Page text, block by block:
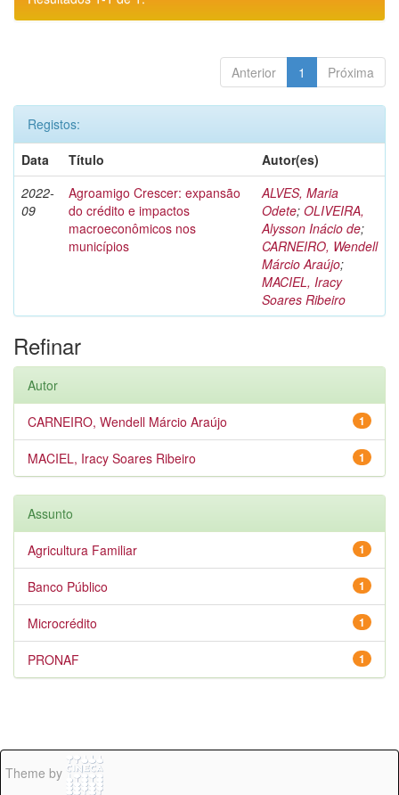
Anterior 1 Próxima
Registos:
Data
Título
Autor(es)
2022-
09
Agroamigo Crescer: expansão
do crédito e impactos
macroeconômicos nos
municípios
ALVES, Maria
Odete; OLIVEIRA,
Alysson Inácio de;
CARNEIRO, Wendell
Márcio Araújo;
MACIEL, Iracy
Soares Ribeiro
Refinar
Autor
1
CARNEIRO, Wendell Márcio Araújo
1
MACIEL, Iracy Soares Ribeiro
Assunto
1
Agricultura Familiar
1
Banco Público
1
Microcrédito
1
PRONAF
Theme by